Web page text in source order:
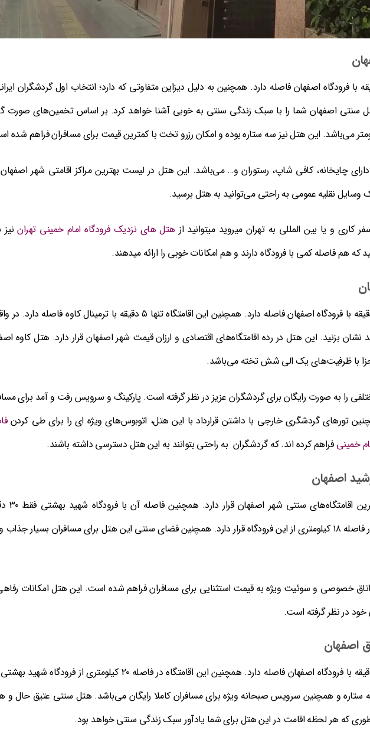
تنها ۲۷ دقیقه با فرودگاه اصفهان فاصله دارد. همچنین به دلیل دیزاین متفاوتی که دارد؛ انتخاب اول گردشگران
سنتی اصفهان شما را با سبک زندگی سنتی به خوبی آشنا خواهد کرد. بر اساس تخمین‌های صورت
چایخانه، کافی شاپ، رستوران و… می‌باشد. این هتل در لیست بهترین مراکز اقامتی شهر اصفهان
وسایل نقلیه عمومی به راحتی می‌توانید به هتل برسید.
کاری و یا بین المللی به تهران میروید میتوانید از هتل های نزدیک فرودگاه امام خمینی تهراننیز
که هم فاصله کمی با فرودگاه دارند و هم امکانات خوبی را ارائه میدهند.
این هتل حدود ۲۹ دقیقه با فرودگاه اصفهان فاصله دارد. همچنین این اقامتگاه تنها ۵ دقیقه با ترمینال کاوه فاصله
نشان بزنید. این هتل در رده اقامتگاه‌های اقتصادی و ارزان قیمت شهر اصفهان قرار دارد. هتل کاوه
با ظرفیت‌های یک الی شش تخته می‌باشد.
را به صورت رایگان برای گردشگران عزیز در نظر گرفته است. پارکینگ و سرویس رفت و آمد برای
تورهای گردشگری خارجی با داشتن قرارداد با این هتل، اتوبوس‌های ویژه ای را برای طی کردن
خمینی فراهم کرده اند. که گردشگران به راحتی بتوانند به این هتل دسترسی داشته باشند.
اصفهان
این هتل در رده
می‌باشد. این هتل در فاصله ۱۸ کیلومتری از این فرودگاه قرار دارد. همچنین فضای سنتی این هتل برای مسافران بسیار
خصوصی و سوئیت ویژه به قیمت استثنایی برای مسافران فراهم شده است. این هتل امکانات
خود در نظر گرفته است.
اصفهان
این هتل حدود ۳۱ دقیقه با فرودگاه اصفهان فاصله دارد. همچنین این اقامتگاه در فاصله ۲۰ کیلومتری از فرودگاه
ستاره و همچنین سرویس صبحانه ویژه برای مسافران کاملا رایگان می‌باشد. هتل سنتی عتیق حال و
طوری که هر لحظه اقامت در این هتل برای شما یادآور سبک زندگی سنتی خواهد بود‌.